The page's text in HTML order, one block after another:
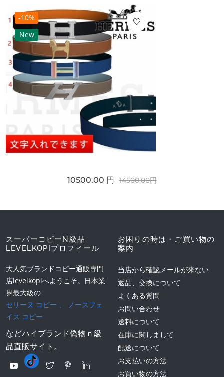
-10%
New
10500.00 円 14500.00円
スーパーコピーN級品
LEVELKOPIプロフィール
大人気ブランドコピー通販専門
店levelkopiへようこそ。日本業
界最大級の
セリーヌ コピー 、
ノースフェ
イス コピー
などハイブランド偽物ｎ級
品直販サイト。
お困りの時は・ご買い物の
案内
当店から確認メールが来ない
返品、交換について
よくある質問
お問い合わせ
送料について
在庫に関しまして
配送について
お支払いの方法
お買い物の方法